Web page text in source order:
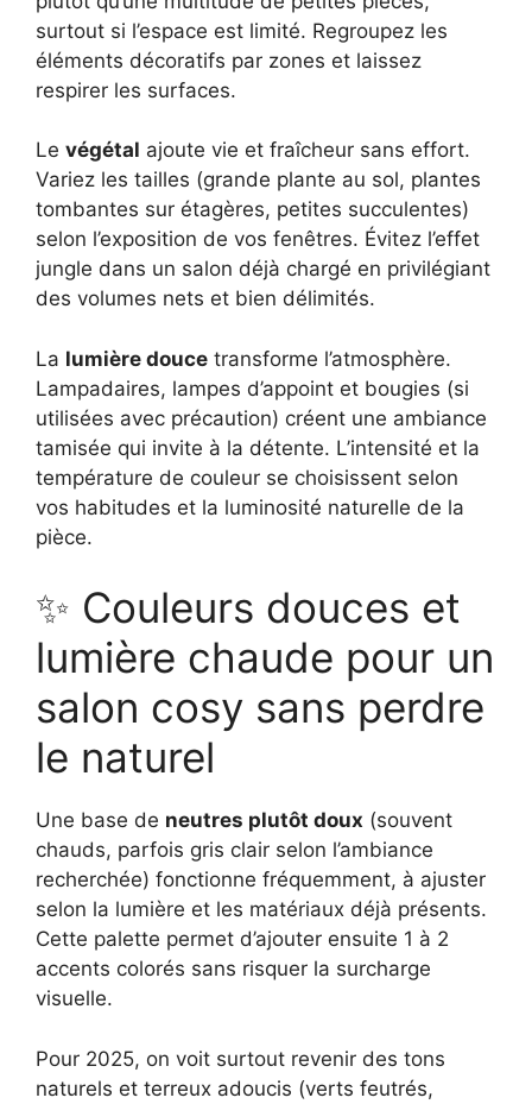
surtout si l’espace est limité. Regroupez les
éléments décoratifs par zones et laissez
respirer les surfaces.
Le végétal ajoute vie et fraîcheur sans effort.
Variez les tailles (grande plante au sol, plantes
tombantes sur étagères, petites succulentes)
selon l’exposition de vos fenêtres. Évitez l’effet
jungle dans un salon déjà chargé en privilégiant
des volumes nets et bien délimités.
La lumière douce transforme l’atmosphère.
Lampadaires, lampes d’appoint et bougies (si
utilisées avec précaution) créent une ambiance
tamisée qui invite à la détente. L’intensité et la
température de couleur se choisissent selon
vos habitudes et la luminosité naturelle de la
pièce.
✨ Couleurs douces et
lumière chaude pour un
salon cosy sans perdre
le naturel
Une base de neutres plutôt doux (souvent
chauds, parfois gris clair selon l’ambiance
recherchée) fonctionne fréquemment, à ajuster
selon la lumière et les matériaux déjà présents.
Cette palette permet d’ajouter ensuite 1 à 2
accents colorés sans risquer la surcharge
visuelle.
Pour 2025, on voit surtout revenir des tons
naturels et terreux adoucis (verts feutrés,